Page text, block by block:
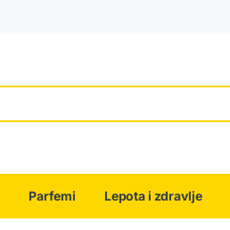
Parfemi Lepota i zdravlje